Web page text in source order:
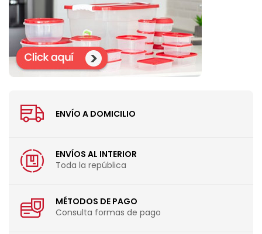
ENVÍO A DOMICILIO
ENVÍOS AL INTERIOR
Toda la república
MÉTODOS DE PAGO
Consulta formas de pago